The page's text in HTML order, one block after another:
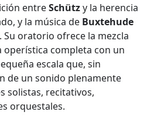
entreSchützy la herencia
y la música de Buxtehude
Su oratorio ofrece la mezcla
operística completa con un
escala que, sin
de un sonido plenamente
solistas, recitativos,
orquestales.